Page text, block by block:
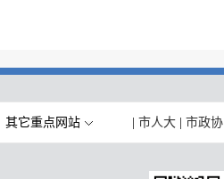
其它重点网站 市人大 市政协